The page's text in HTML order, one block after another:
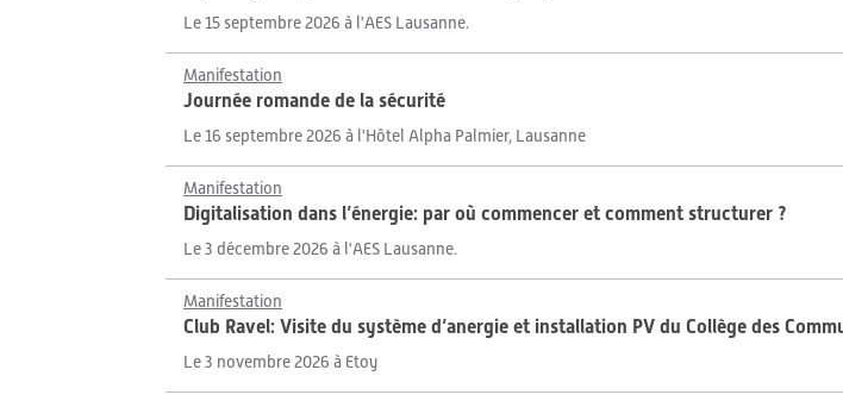
Le 15 septembre 2026 à l'AES Lausanne.
Manifestation
Journée romande de la sécurité
Le 16 septembre 2026 à l'Hôtel Alpha Palmier, Lausanne
Manifestation
Digitalisation dans l’énergie: par où commencer et comment structurer ?
Le 3 décembre 2026 à l'AES Lausanne.
Manifestation
Club Ravel: Visite du système d’anergie et installation PV du Collège des
Le 3 novembre 2026 à Etoy